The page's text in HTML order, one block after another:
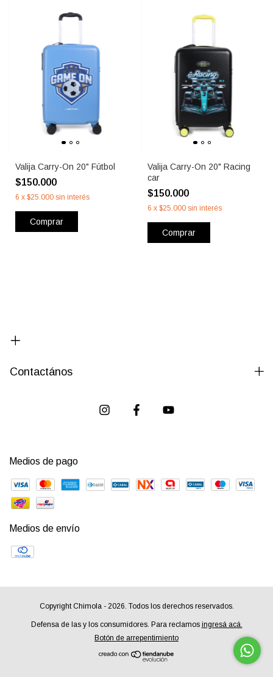
Valija Carry-On 20" Fútbol
$150.000
6 x $25.000 sin interés
Comprar
Valija Carry-On 20" Racing
car
$150.000
6 x $25.000 sin interés
Comprar
Contactános
Medios de pago
Medios de envío
Copyright Chimola - 2026. Todos los derechos reservados.
Defensa de las y los consumidores. Para reclamos ingresá acá.
Botón de arrepentimiento